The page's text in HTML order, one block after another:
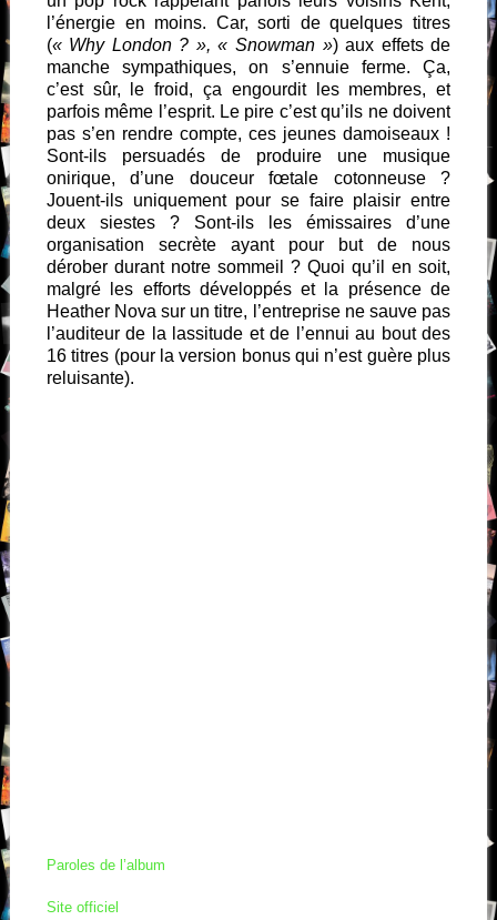
l’énergie en moins. Car, sorti de quelques titres
(« Why London ? », « Snowman ») aux effets de
manche sympathiques, on s’ennuie ferme. Ça,
c’est sûr, le froid, ça engourdit les membres, et
parfois même l’esprit. Le pire c’est qu’ils ne doivent
pas s’en rendre compte, ces jeunes damoiseaux !
Sont-ils persuadés de produire une musique
onirique, d’une douceur fœtale cotonneuse ?
Jouent-ils uniquement pour se faire plaisir entre
deux siestes ? Sont-ils les émissaires d’une
organisation secrète ayant pour but de nous
dérober durant notre sommeil ? Quoi qu’il en soit,
malgré les efforts développés et la présence de
Heather Nova sur un titre, l’entreprise ne sauve pas
l’auditeur de la lassitude et de l’ennui au bout des
16 titres (pour la version bonus qui n’est guère plus
reluisante).
Paroles de l’album
Site officiel